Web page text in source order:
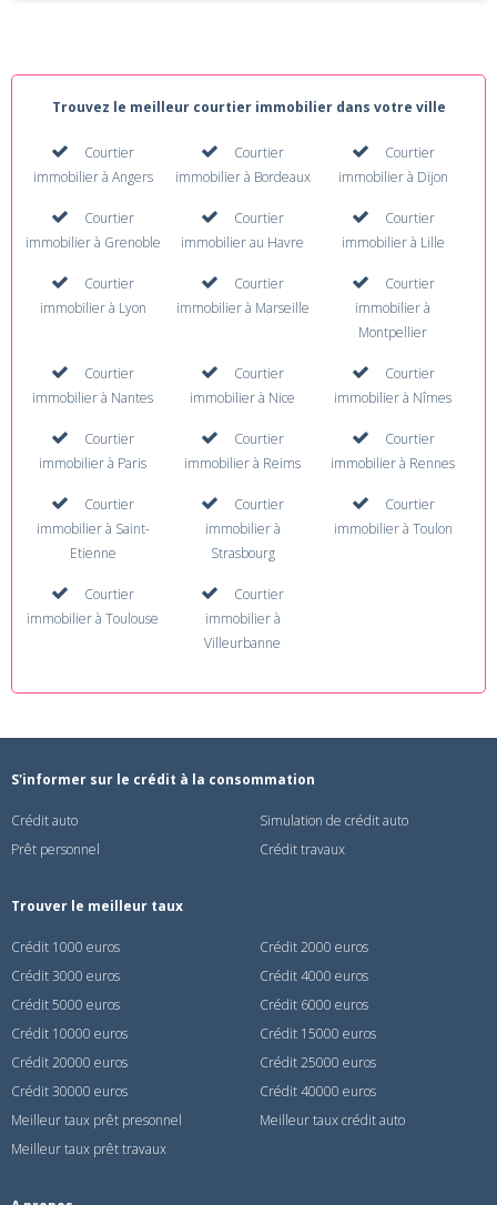
Trouvez le meilleur courtier immobilier dans votre ville
Courtier
immobilier à Angers
Courtier
immobilier à Bordeaux
Courtier
immobilier à Dijon
Courtier
immobilier à Grenoble
Courtier
immobilier au Havre
Courtier
immobilier à Lille
Courtier
immobilier à Lyon
Courtier
immobilier à Marseille
Courtier
immobilier à
Montpellier
Courtier
immobilier à Nantes
Courtier
immobilier à Nice
Courtier
immobilier à Nîmes
Courtier
immobilier à Paris
Courtier
immobilier à Reims
Courtier
immobilier à Rennes
Courtier
immobilier à Saint-
Etienne
Courtier
immobilier à
Strasbourg
Courtier
immobilier à Toulon
Courtier
immobilier à Toulouse
Courtier
immobilier à
Villeurbanne
S'informer sur le crédit à la consommation
Crédit auto
Simulation de crédit auto
Prêt personnel
Crédit travaux
Trouver le meilleur taux
Crédit 1000 euros
Crédit 2000 euros
Crédit 3000 euros
Crédit 4000 euros
Crédit 5000 euros
Crédit 6000 euros
Crédit 10000 euros
Crédit 15000 euros
Crédit 20000 euros
Crédit 25000 euros
Crédit 30000 euros
Crédit 40000 euros
Meilleur taux prêt presonnel
Meilleur taux crédit auto
Meilleur taux prêt travaux